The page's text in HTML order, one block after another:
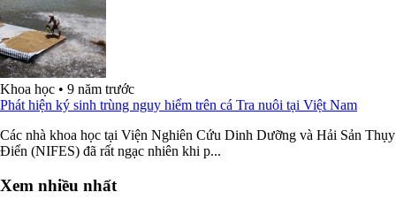
Khoa học • 9 năm trước
Phát hiện ký sinh trùng nguy hiểm trên cá Tra nuôi tại Việt Nam
Các nhà khoa học tại Viện Nghiên Cứu Dinh Dưỡng và Hải Sản Thụy
Điển (NIFES) đã rất ngạc nhiên khi p...
Xem nhiều nhất